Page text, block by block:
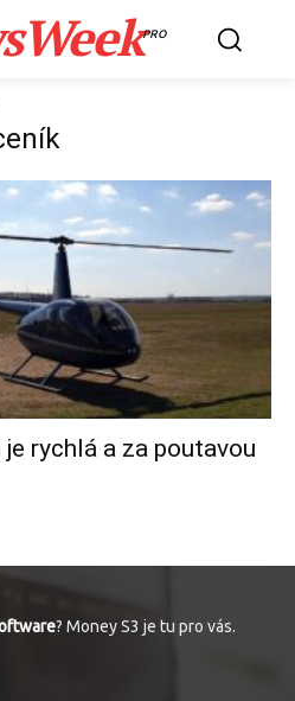
PRO
rychlá a za poutavou
? Money S3 je tu pro vás.